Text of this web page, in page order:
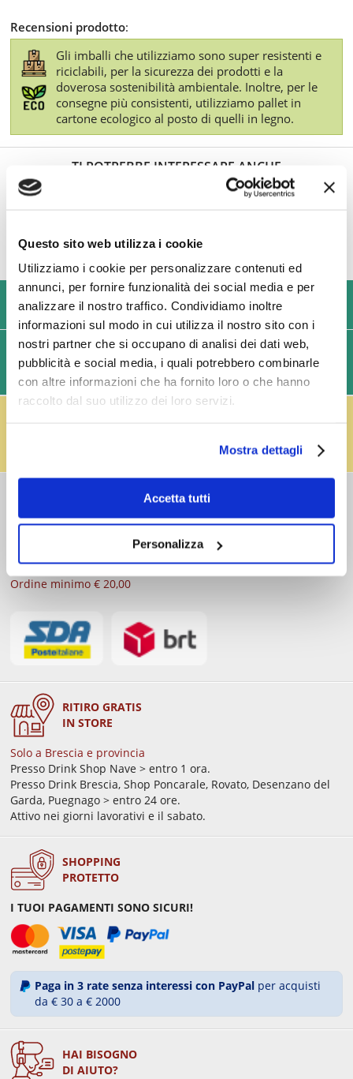
Questo sito web utilizza i cookie
Utilizziamo i cookie per personalizzare contenuti ed
annunci, per fornire funzionalità dei social media e per
analizzare il nostro traffico. Condividiamo inoltre
informazioni sul modo in cui utilizza il nostro sito con i
nostri partner che si occupano di analisi dei dati web,
pubblicità e social media, i quali potrebbero combinarle
con altre informazioni che ha fornito loro o che hanno
raccolto dal suo utilizzo dei loro servizi.
Mostra dettagli
Accetta tutti
Personalizza
Recensioni prodotto:
Gli imballi che utilizziamo sono super resistenti e
riciclabili, per la sicurezza dei prodotti e la
doverosa sostenibilità ambientale. Inoltre, per le
consegne più consistenti, utilizziamo pallet in
cartone ecologico al posto di quelli in legno.
TI POTREBBE INTERESSARE ANCHE
USIAMO SOLO IMBALLAGGI RESISTENTI ED ECOLOGICI
SPEDIZIONI VELOCI IN 24/48/72 ORE (GIORNI
LAVORATIVI)
IL RESO FUSTI TI PREMIA!
(almeno 3 fusti) e ricevi un buono da € 5,00 per ogni
SPEDIZIONE
Consegna standard > € 6,90
GRATISsopra € 59,00
Ordine minimo € 20,00
RITIRO GRATIS
IN STORE
Solo a Brescia e provincia
Presso Drink Shop Nave > entro 1 ora.
Presso Drink Brescia, Shop Poncarale, Rovato, Desenzano del
Garda, Puegnago > entro 24 ore.
Attivo nei giorni lavorativi e il sabato.
SHOPPING
PROTETTO
I TUOI PAGAMENTI SONO SICURI!
Paga in 3 rate senza interessi con PayPal per acquisti
da € 30 a € 2000
HAI BISOGNO
DI AIUTO?